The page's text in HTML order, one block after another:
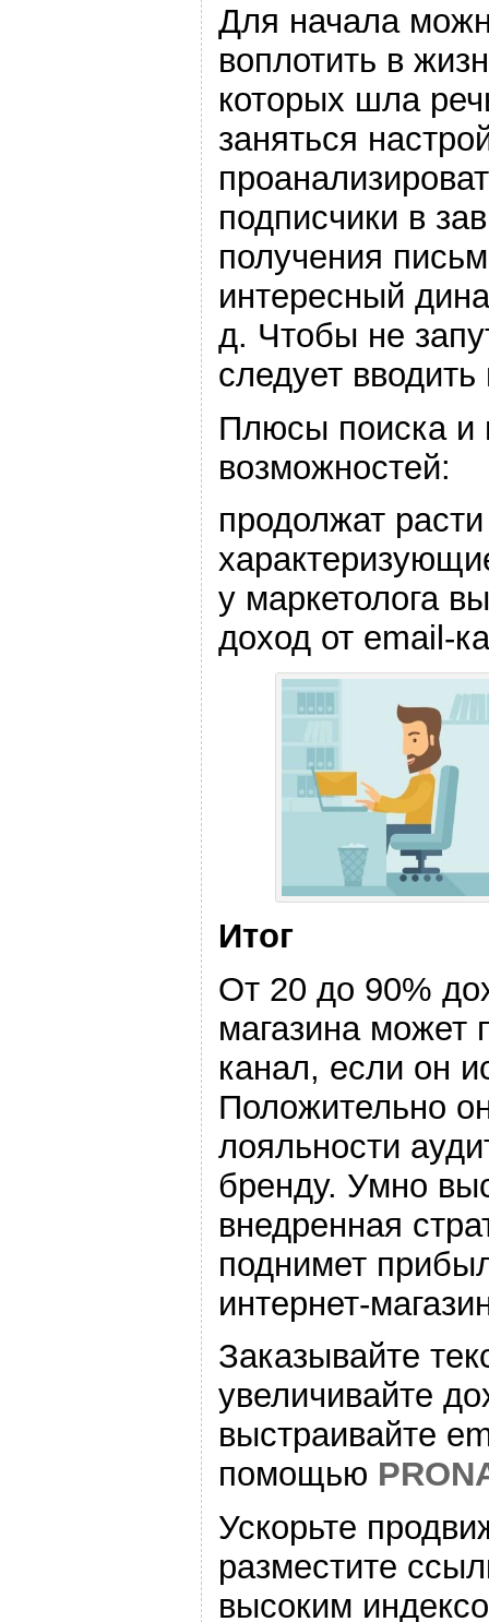
Для начала
воплотить в
которых шла
заняться
подписчики в
получения
интересный
д. Чтобы не
следует
Плюсы поиска и
возможностей:
продолжат
у маркетолога
доход от email-
Итог
От 20 до 90%
магазина может
канал, если он
Положительно
лояльности
бренду. Умно
внедренная
поднимет
интернет-
Заказывайте
увеличивайте
выстраивайте
помощью
Ускорьте
разместите
высоким